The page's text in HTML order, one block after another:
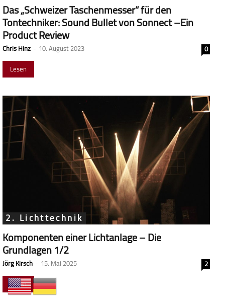
Das „Schweizer Taschenmesser“ für den
Tontechniker: Sound Bullet von Sonnect –Ein
Product Review
Chris Hinz - 10. August 2023
0
Lesen
2. Lichttechnik
Komponenten einer Lichtanlage – Die
Grundlagen 1/2
Jörg Kirsch - 15. Mai 2025
2
Lesen